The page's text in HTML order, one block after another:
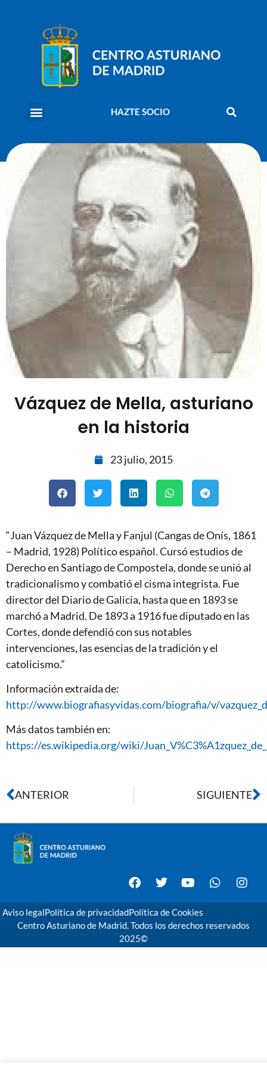
HAZTE SOCIO
Vázquez de Mella, asturiano
en la historia
23 julio, 2015
“Juan Vázquez de Mella y Fanjul (Cangas de Onís, 1861
– Madrid, 1928) Político español. Cursó estudios de
Derecho en Santiago de Compostela, donde se unió al
tradicionalismo y combatió el cisma integrista. Fue
director del Diario de Galicia, hasta que en 1893 se
marchó a Madrid. De 1893 a 1916 fue diputado en las
Cortes, donde defendió con sus notables
intervenciones, las esencias de la tradición y el
catolicismo.”
Información extraída de:
http://www.biografiasyvidas.com/biografia/v/
Más datos también en:
https://es.wikipedia.org/wiki/
ANTERIOR SIGUIENTE
Aviso legalPolítica de privacidadPolítica de Cookies
Centro Asturiano de Madrid. Todos los derechos reservados
2025©